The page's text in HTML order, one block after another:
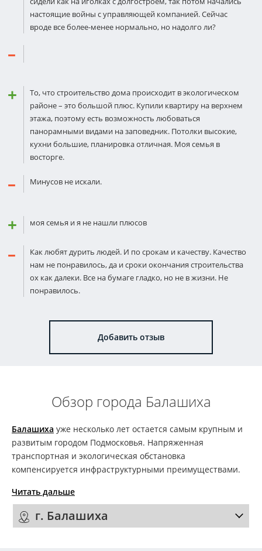
настоящие войны с управляющей компанией. Сейчас
вроде все более-менее нормально, но надолго ли?
То, что строительство дома происходит в экологическом
районе – это большой плюс. Купили квартиру на верхнем
этажа, поэтому есть возможность любоваться
панорамными видами на заповедник. Потолки высокие,
кухни большие, планировка отличная. Моя семья в
восторге.
Минусов не искали.
моя семья и я не нашли плюсов
Как любят дурить людей. И по срокам и качеству. Качество
нам не понравилось, да и сроки окончания строительства
ох как далеки. Все на бумаге гладко, но не в жизни. Не
понравилось.
Добавить отзыв
Обзор города Балашиха
Балашиха уже несколько лет остается самым крупным и
развитым городом Подмосковья. Напряженная
транспортная и экологическая обстановка
компенсируется инфраструктурными преимуществами.
Читать дальше
г. Балашиха